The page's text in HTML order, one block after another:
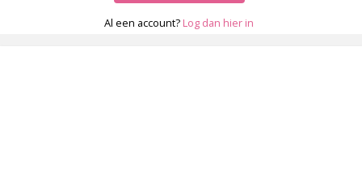
Al een account? Log dan hier in